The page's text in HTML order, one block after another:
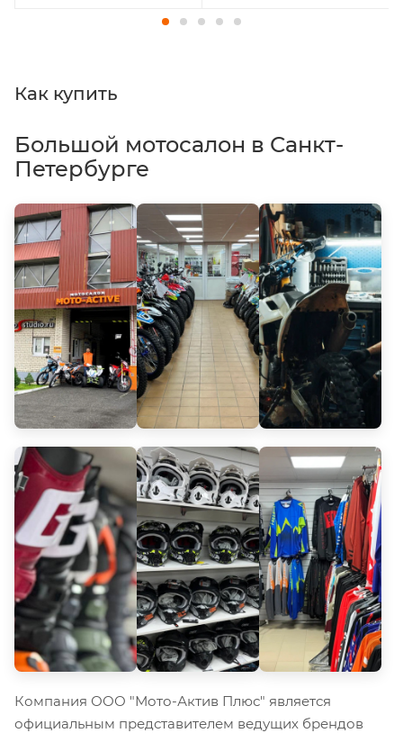
Как купить
Большой мотосалон в Санкт-
Петербурге
Компания ООО "Мото-Актив Плюс" является
официальным представителем ведущих брендов